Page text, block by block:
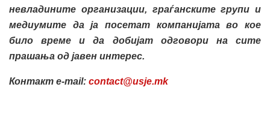
невладините организации, граѓанските групи и
медиумите да ја посетат компанијата во кое
било време и да добијат одговори на сите
прашања од јавен интерес.
Контакт e-mail: contact@usje.mk